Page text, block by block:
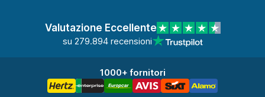
Valutazione Eccellente
su 279.894 recensioni
1000+ fornitori